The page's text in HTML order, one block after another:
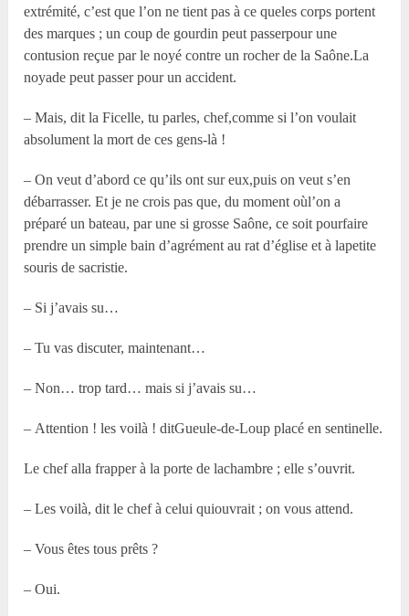
extrémité, c’est que l’on ne tient pas à ce queles corps portent
des marques ; un coup de gourdin peut passerpour une
contusion reçue par le noyé contre un rocher de la Saône.La
noyade peut passer pour un accident.
– Mais, dit la Ficelle, tu parles, chef,comme si l’on voulait
absolument la mort de ces gens-là !
– On veut d’abord ce qu’ils ont sur eux,puis on veut s’en
débarrasser. Et je ne crois pas que, du moment oùl’on a
préparé un bateau, par une si grosse Saône, ce soit pourfaire
prendre un simple bain d’agrément au rat d’église et à lapetite
souris de sacristie.
– Si j’avais su…
– Tu vas discuter, maintenant…
– Non… trop tard… mais si j’avais su…
– Attention ! les voilà ! ditGueule-de-Loup placé en sentinelle.
Le chef alla frapper à la porte de lachambre ; elle s’ouvrit.
– Les voilà, dit le chef à celui quiouvrait ; on vous attend.
– Vous êtes tous prêts ?
– Oui.